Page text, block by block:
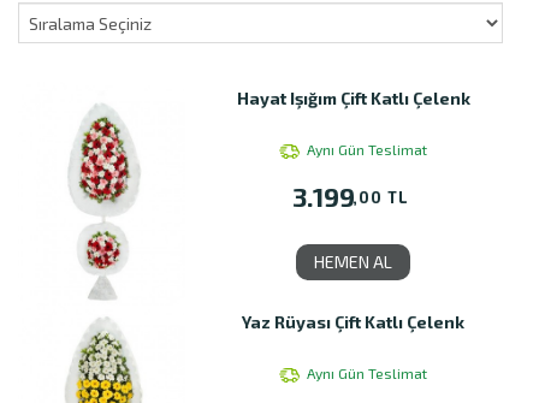
Hayat Işığım Çift Katlı Çelenk
Aynı Gün Teslimat
3.199,00 TL
HEMEN AL
Yaz Rüyası Çift Katlı Çelenk
Aynı Gün Teslimat